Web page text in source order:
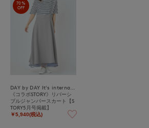
70%
OFF
《コラボSTORY》リバーシ
ブルジャンパースカート【S
TORY5月号掲載】
￥5,940(税込)